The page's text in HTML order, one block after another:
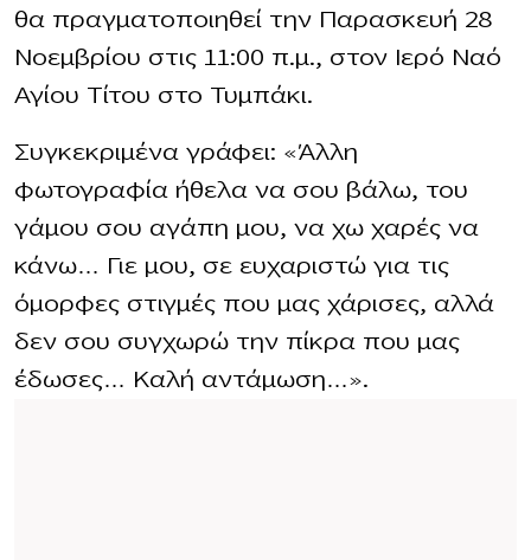
θα πραγματοποιηθεί την Παρασκευή 28
Νοεμβρίου στις 11:00 π.μ., στον Ιερό Ναό
Αγίου Τίτου στο Τυμπάκι.
Συγκεκριμένα γράφει: «Άλλη
φωτογραφία ήθελα να σου βάλω, του
γάμου σου αγάπη μου, να χω χαρές να
κάνω… Γιε μου, σε ευχαριστώ για τις
όμορφες στιγμές που μας χάρισες, αλλά
δεν σου συγχωρώ την πίκρα που μας
έδωσες… Καλή αντάμωση…».